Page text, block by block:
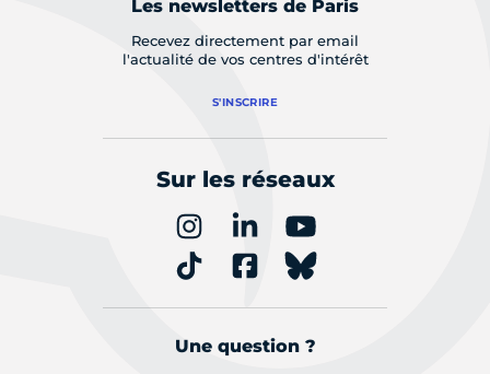
Les newsletters de Paris
Recevez directement par email
l'actualité de vos centres d'intérêt
S'INSCRIRE
Sur les réseaux
Une question ?